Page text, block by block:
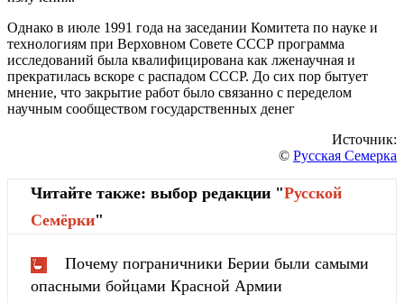
Однако в июле 1991 года на заседании Комитета по науке и
технологиям при Верховном Совете СССР программа
исследований была квалифицирована как лженаучная и
прекратилась вскоре с распадом СССР. До сих пор бытует
мнение, что закрытие работ было связанно с переделом
научным сообществом государственных денег
Источник:
© Русская Семерка
Читайте также: выбор редакции "Русской
Cемёрки"
Почему пограничники Берии были самыми
опасными бойцами Красной Армии